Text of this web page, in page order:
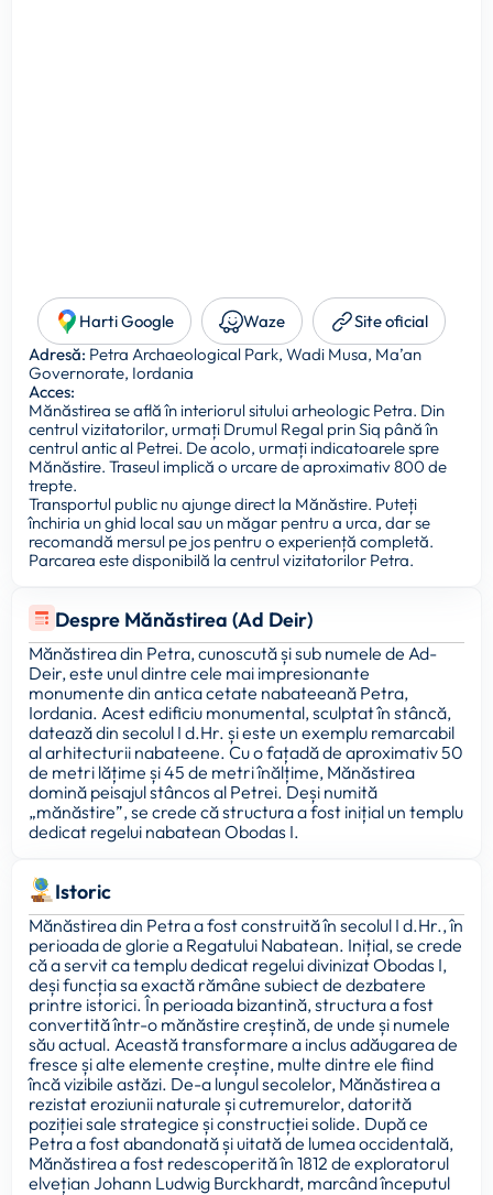
Despre Mănăstirea (Ad Deir)
Mănăstirea din Petra, cunoscută și sub numele de Ad-
Deir, este unul dintre cele mai impresionante
monumente din antica cetate nabateeană Petra,
Iordania. Acest edificiu monumental, sculptat în stâncă,
datează din secolul I d.Hr. și este un exemplu remarcabil
al arhitecturii nabateene. Cu o fațadă de aproximativ 50
de metri lățime și 45 de metri înălțime, Mănăstirea
domină peisajul stâncos al Petrei. Deși numită
„mănăstire”, se crede că structura a fost inițial un templu
dedicat regelui nabatean Obodas I.
Istoric
Mănăstirea din Petra a fost construită în secolul I d.Hr., în
perioada de glorie a Regatului Nabatean. Inițial, se crede
că a servit ca templu dedicat regelui divinizat Obodas I,
deși funcția sa exactă rămâne subiect de dezbatere
printre istorici. În perioada bizantină, structura a fost
convertită într-o mănăstire creștină, de unde și numele
său actual. Această transformare a inclus adăugarea de
fresce și alte elemente creștine, multe dintre ele fiind
încă vizibile astăzi. De-a lungul secolelor, Mănăstirea a
rezistat eroziunii naturale și cutremurelor, datorită
poziției sale strategice și construcției solide. După ce
Petra a fost abandonată și uitată de lumea occidentală,
Mănăstirea a fost redescoperită în 1812 de exploratorul
elvețian Johann Ludwig Burckhardt, marcând începutul
Harti Google Waze
Site oficial
Adresă: Petra Archaeological Park, Wadi Musa, Ma’an
Governorate, Iordania
Acces:
Mănăstirea se află în interiorul sitului arheologic Petra. Din
centrul vizitatorilor, urmați Drumul Regal prin Siq până în
centrul antic al Petrei. De acolo, urmați indicatoarele spre
Mănăstire. Traseul implică o urcare de aproximativ 800 de
trepte.
Transportul public nu ajunge direct la Mănăstire. Puteți
închiria un ghid local sau un măgar pentru a urca, dar se
recomandă mersul pe jos pentru o experiență completă.
Parcarea este disponibilă la centrul vizitatorilor Petra.